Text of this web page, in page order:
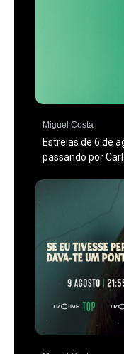
Miguel Costa
Estreias de 6 de
passando por